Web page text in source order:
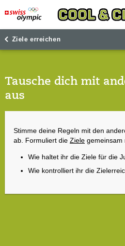
Ziele erreichen
Tausche dich mit
aus
Stimme deine Regeln mit den
ab. Formuliert die Ziele gemeinsam
Wie haltet ihr die Ziele für die
Wie kontrolliert ihr die